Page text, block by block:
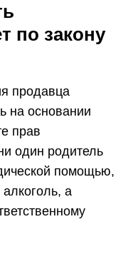
по закону
продавца
на основании
прав
один родитель
помощью,
а